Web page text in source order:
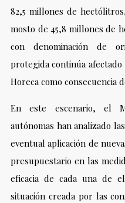
82,5 millones de
mosto de 45,8 millones de
con denominación de
protegida continúa
Horeca como consecuencia
En este escenario, el
autónomas han analizado
eventual aplicación de
presupuestario en las
eficacia de cada una de
situación creada por las